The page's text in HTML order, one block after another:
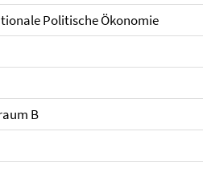
Politische Ökonomie
B